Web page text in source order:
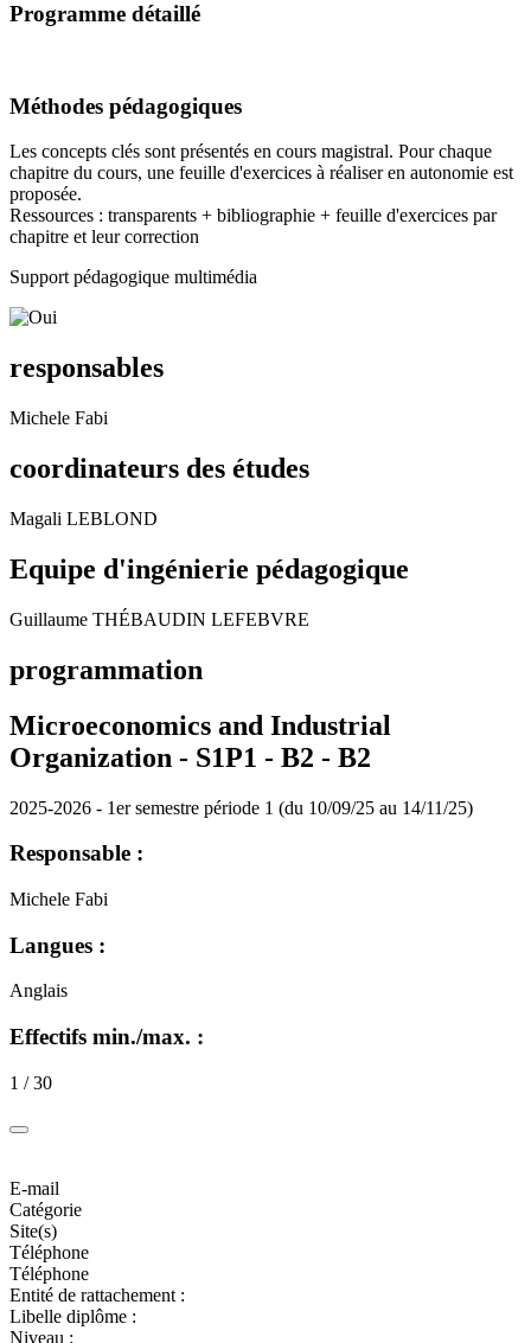
Programme détaillé
Méthodes pédagogiques
Les concepts clés sont présentés en cours magistral. Pour chaque
chapitre du cours, une feuille d'exercices à réaliser en autonomie est
proposée.
Ressources : transparents + bibliographie + feuille d'exercices par
chapitre et leur correction
Support pédagogique multimédia
responsables
Michele Fabi
coordinateurs des études
Magali LEBLOND
Equipe d'ingénierie pédagogique
Guillaume THÉBAUDIN LEFEBVRE
programmation
Microeconomics and Industrial
Organization - S1P1 - B2 - B2
2025-2026 - 1er semestre période 1 (du 10/09/25 au 14/11/25)
Responsable :
Michele Fabi
Langues :
Anglais
Effectifs min./max. :
1 / 30
E-mail
Catégorie
Site(s)
Téléphone
Téléphone
Entité de rattachement :
Libelle diplôme :
Niveau :